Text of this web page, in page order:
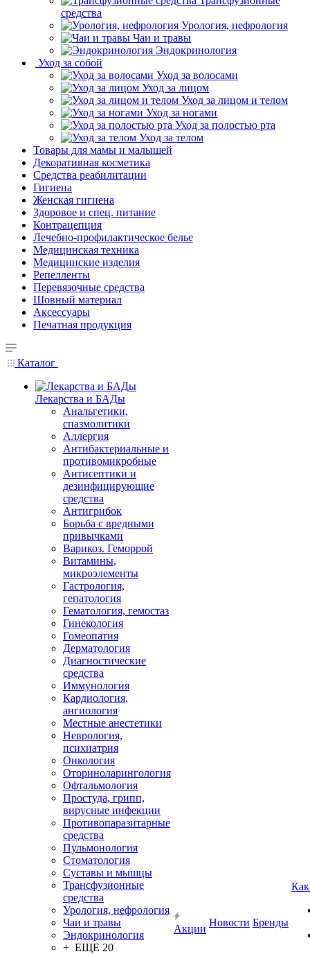
средства
Урология, нефрология
Чаи и травы
Эндокринология
Уход за собой
Уход за волосами
Уход за лицом
Уход за лицом и телом
Уход за ногами
Уход за полостью рта
Уход за телом
Товары для мамы и малышей
Декоративная косметика
Средства реабилитации
Гигиена
Женская гигиена
Здоровое и спец. питание
Контрацепция
Лечебно-профилактическое белье
Медицинская техника
Медицинские изделия
Репелленты
Перевязочные средства
Шовный материал
Аксессуары
Печатная продукция
Каталог
Лекарства и БАДы
Анальгетики,
спазмолитики
Аллергия
Антибактериальные и
противомикробные
Антисептики и
дезинфицирующие
средства
Антигрибок
Борьба с вредными
привычками
Варикоз. Геморрой
Витамины,
микроэлементы
Гастрология,
гепатология
Гематология, гемостаз
Гинекология
Гомеопатия
Дерматология
Диагностические
средства
Иммунология
Кардиология,
ангиология
Местные анестетики
Неврология,
психиатрия
Онкология
Оториноларингология
Офтальмология
Простуда, грипп,
вирусные инфекции
Противопаразитарные
средства
Пульмонология
Стоматология
Суставы и мышцы
Трансфузионные
средства
Урология, нефрология
Чаи и травы
Эндокринология
+ ЕЩЕ 20
Акции
Новости Бренды